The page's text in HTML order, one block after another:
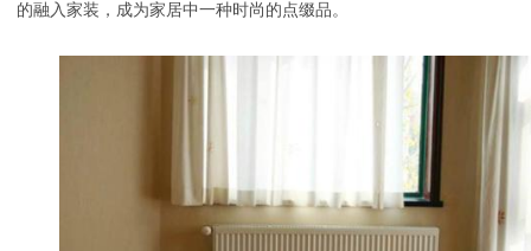
的融入家装，成为家居中一种时尚的点缀品。